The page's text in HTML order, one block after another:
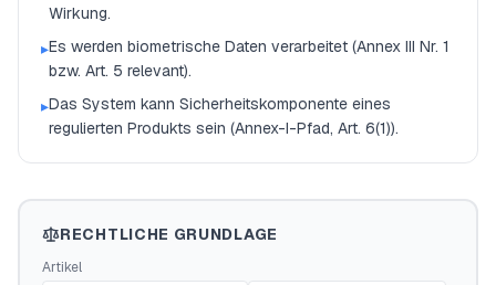
Wirkung.
▸Es werden biometrische Daten verarbeitet (Annex III Nr. 1
bzw. Art. 5 relevant).
▸Das System kann Sicherheitskomponente eines
regulierten Produkts sein (Annex-I-Pfad, Art. 6(1)).
RECHTLICHE GRUNDLAGE
Artikel